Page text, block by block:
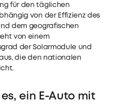
für den täglichen
von der Effizienz des
dem geografischen
von einem
der Solarmodule und
die den nationalen
ein E-Auto mit